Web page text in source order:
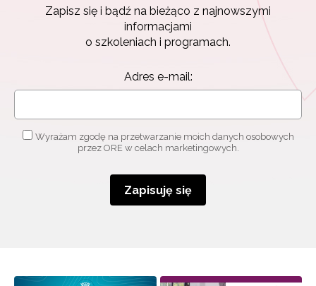
Zapisz się i bądź na bieżąco z najnowszymi
informacjami
o szkoleniach i programach.
Adres e-mail:
Wyrażam zgodę na przetwarzanie moich danych osobowych
przez ORE w celach marketingowych.
Zapisuję się